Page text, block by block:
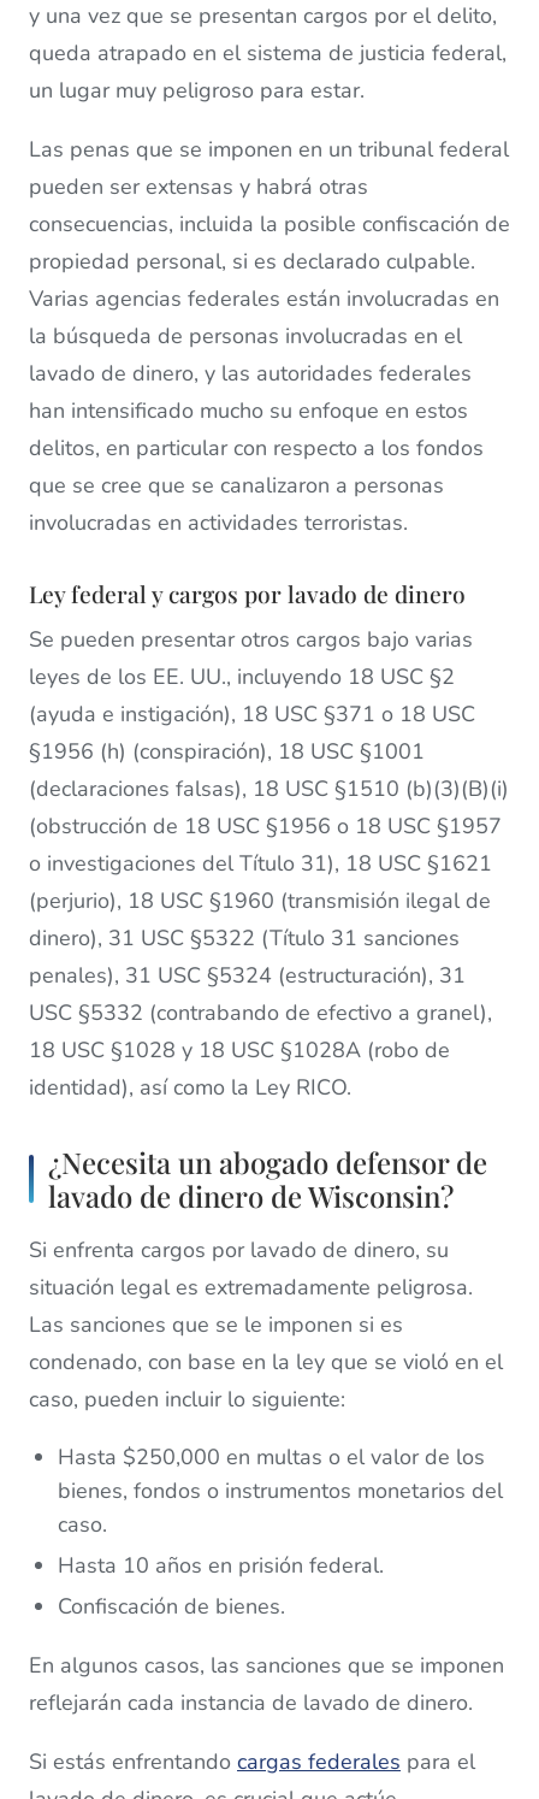
y una vez que se presentan cargos por el delito,
queda atrapado en el sistema de justicia federal,
un lugar muy peligroso para estar.
Las penas que se imponen en un tribunal federal
pueden ser extensas y habrá otras
consecuencias, incluida la posible confiscación de
propiedad personal, si es declarado culpable.
Varias agencias federales están involucradas en
la búsqueda de personas involucradas en el
lavado de dinero, y las autoridades federales
han intensificado mucho su enfoque en estos
delitos, en particular con respecto a los fondos
que se cree que se canalizaron a personas
involucradas en actividades terroristas.
Ley federal y cargos por lavado de dinero
Se pueden presentar otros cargos bajo varias
leyes de los EE. UU., incluyendo 18 USC §2
(ayuda e instigación), 18 USC §371 o 18 USC
§1956 (h) (conspiración), 18 USC §1001
(declaraciones falsas), 18 USC §1510 (b)(3)(B)(i)
(obstrucción de 18 USC §1956 o 18 USC §1957
o investigaciones del Título 31), 18 USC §1621
(perjurio), 18 USC §1960 (transmisión ilegal de
dinero), 31 USC §5322 (Título 31 sanciones
penales), 31 USC §5324 (estructuración), 31
USC §5332 (contrabando de efectivo a granel),
18 USC §1028 y 18 USC §1028A (robo de
identidad), así como la Ley RICO.
¿Necesita un abogado defensor de
lavado de dinero de Wisconsin?
Si enfrenta cargos por lavado de dinero, su
situación legal es extremadamente peligrosa.
Las sanciones que se le imponen si es
condenado, con base en la ley que se violó en el
caso, pueden incluir lo siguiente:
Hasta $250,000 en multas o el valor de los
bienes, fondos o instrumentos monetarios del
caso.
Hasta 10 años en prisión federal.
Confiscación de bienes.
En algunos casos, las sanciones que se imponen
reflejarán cada instancia de lavado de dinero.
Si estás enfrentando cargas federales para el